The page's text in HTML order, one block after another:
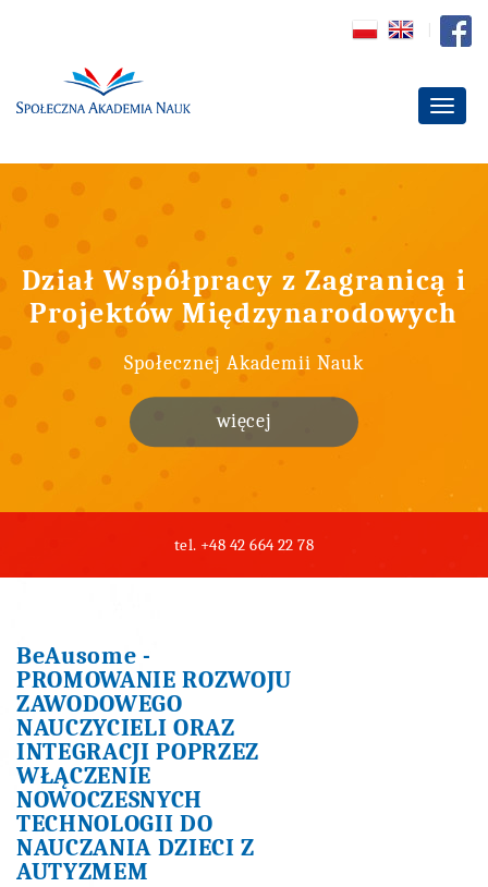
Dział Współpracy z Zagranicą i
Projektów Międzynarodowych
Społecznej Akademii Nauk
więcej
tel. +48 42 664 22 78
BeAusome -
PROMOWANIE ROZWOJU
ZAWODOWEGO
NAUCZYCIELI ORAZ
INTEGRACJI POPRZEZ
WŁĄCZENIE
NOWOCZESNYCH
TECHNOLOGII DO
NAUCZANIA DZIECI Z
AUTYZMEM